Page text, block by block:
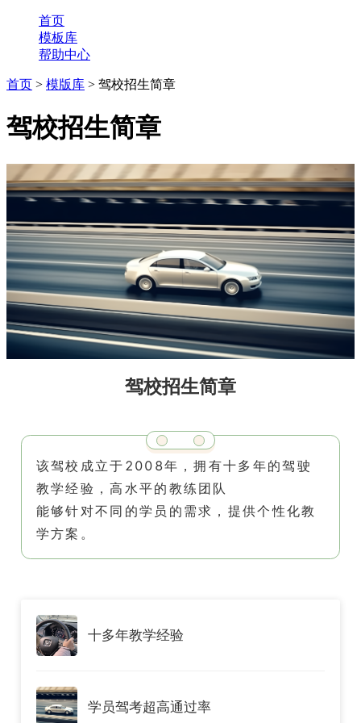
首页
模板库
帮助中心
首页 > 模版库 > 驾校招生简章
驾校招生简章